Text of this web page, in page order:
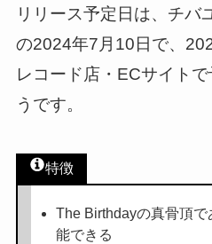
リリース予定日は、チバ
の2024年7月10日で、
レコード店・ECサイト
うです。
特徴
The Birthdayの真骨頂
能できる